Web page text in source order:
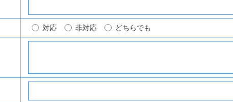
対応 非対応 どちらでも